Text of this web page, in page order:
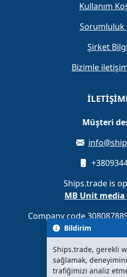
Kullanım
Sorumluluk
Şirket
Bizimle
Müşteri
Ships.trade is
MB Unit
Company code
Ücretsiz kayıt
Bildirim
Ships.trade, gerekli
sağlamak,
trafiğimizi analiz